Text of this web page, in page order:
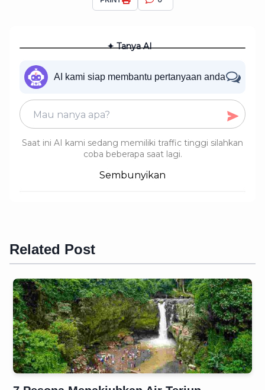
✦ Tanya AI
AI kami siap membantu pertanyaan anda
Saat ini AI kami sedang memiliki traffic tinggi silahkan
coba beberapa saat lagi.
Sembunyikan
Related Post